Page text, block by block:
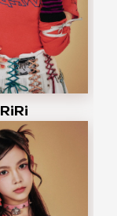
RiRi